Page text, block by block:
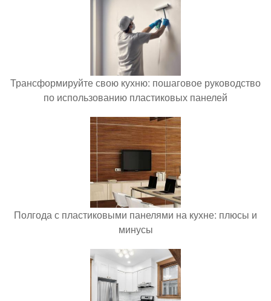
Трансформируйте свою кухню: пошаговое руководство
по использованию пластиковых панелей
Полгода с пластиковыми панелями на кухне: плюсы и
минусы